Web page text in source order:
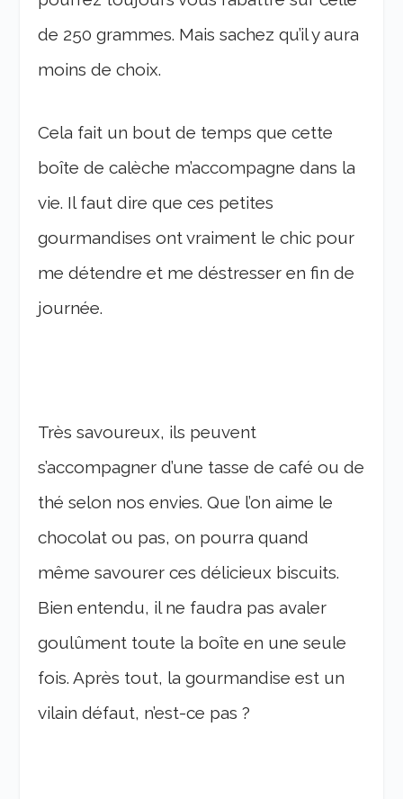
de 250 grammes. Mais sachez qu’il y aura
moins de choix.
Cela fait un bout de temps que cette
boîte de calèche m’accompagne dans la
vie. Il faut dire que ces petites
gourmandises ont vraiment le chic pour
me détendre et me déstresser en fin de
journée.
Très savoureux, ils peuvent
s’accompagner d’une tasse de café ou de
thé selon nos envies. Que l’on aime le
chocolat ou pas, on pourra quand
même savourer ces délicieux biscuits.
Bien entendu, il ne faudra pas avaler
goulûment toute la boîte en une seule
fois. Après tout, la gourmandise est un
vilain défaut, n’est-ce pas ?